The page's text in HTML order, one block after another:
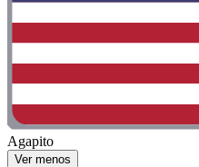
Agapito
Ver menos